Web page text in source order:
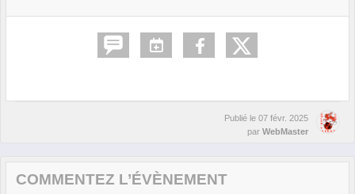
Publié le 07 févr. 2025
par WebMaster
COMMENTEZ L’ÉVÈNEMENT